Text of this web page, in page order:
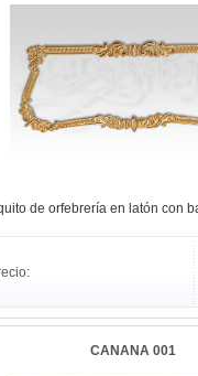
de orfebrería en latón con
CANANA 001